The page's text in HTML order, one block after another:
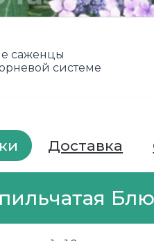
саженцы
системе
Доставка